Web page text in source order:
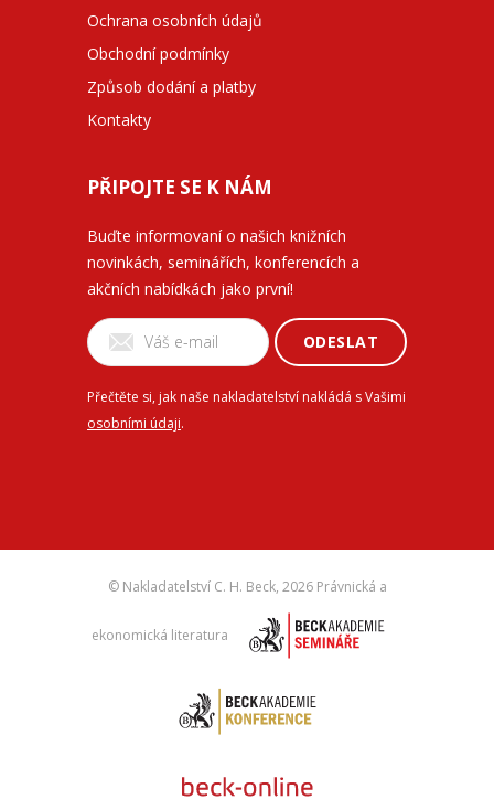
Ochrana osobních údajů
Obchodní podmínky
Způsob dodání a platby
Kontakty
PŘIPOJTE SE K NÁM
Buďte informovaní o našich knižních
novinkách, seminářích, konferencích a
akčních nabídkách jako první!
ODESLAT
Přečtěte si, jak naše nakladatelství nakládá s Vašimi
osobními údaji.
© Nakladatelství C. H. Beck, 2026 Právnická a
ekonomická literatura